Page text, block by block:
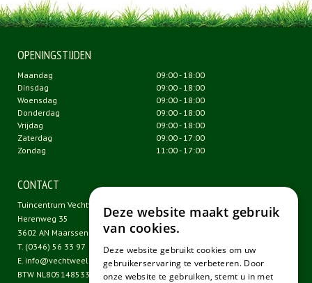
OPENINGSTIJDEN
Maandag
09:00 - 18:00
Dinsdag
09:00 - 18:00
Woensdag
09:00 - 18:00
Donderdag
09:00 - 18:00
Vrijdag
09:00 - 18:00
Zaterdag
09:00 - 17:00
Zondag
11:00 - 17:00
CONTACT
Tuincentrum Vechtweelde
Herenweg 35
3602 AN Maarssen
T. (0346) 56 33 97
E. info@vechtweelde.nl
BTW NL805148533B01
Deze website maakt gebruik
van cookies.
Deze website gebruikt cookies om uw
gebruikerservaring te verbeteren. Door
onze website te gebruiken, stemt u in met